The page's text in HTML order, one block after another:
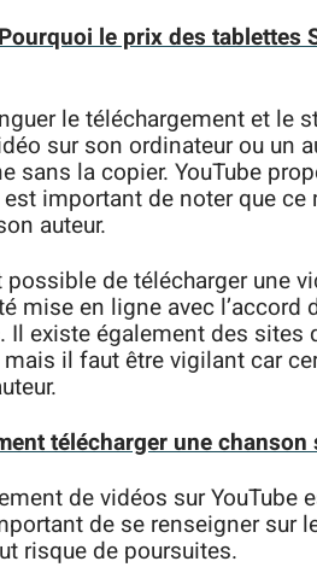
le prix des tablettes
le téléchargement et le
sur son ordinateur ou un
sans la copier. YouTube
important de noter que ce
auteur.
de télécharger une
mise en ligne avec l’accord
existe également des sites
il faut être vigilant car
télécharger une
de vidéos sur
de se renseigner sur
risque de poursuites.